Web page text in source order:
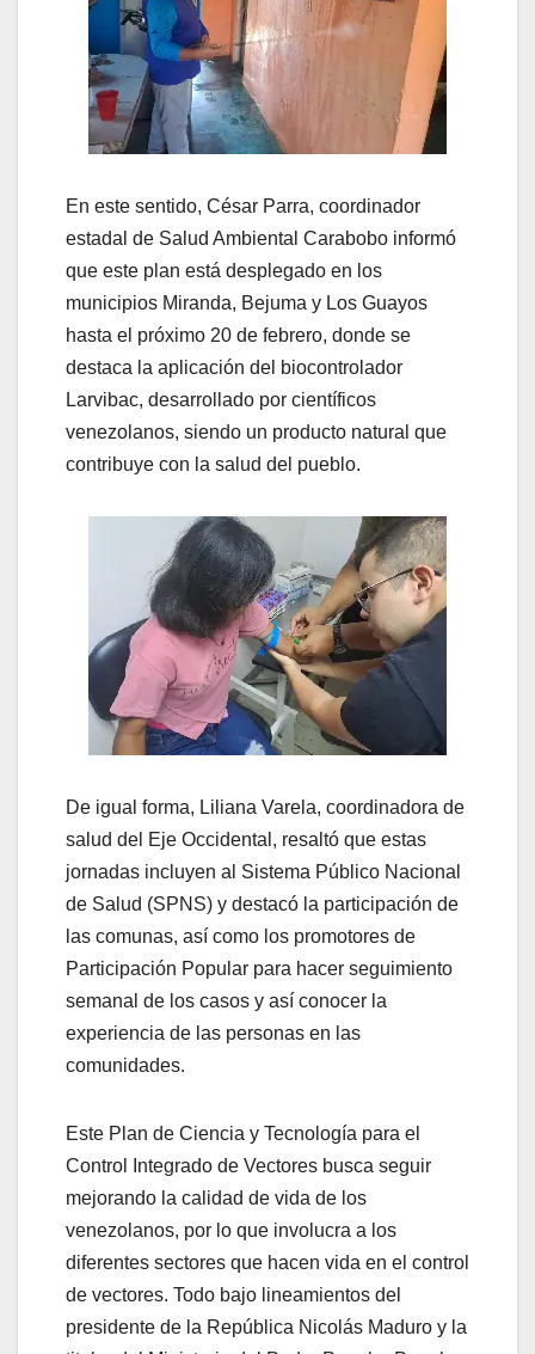
En este sentido, César Parra, coordinador
estadal de Salud Ambiental Carabobo informó
que este plan está desplegado en los
municipios Miranda, Bejuma y Los Guayos
hasta el próximo 20 de febrero, donde se
destaca la aplicación del biocontrolador
Larvibac, desarrollado por científicos
venezolanos, siendo un producto natural que
contribuye con la salud del pueblo.
De igual forma, Liliana Varela, coordinadora de
salud del Eje Occidental, resaltó que estas
jornadas incluyen al Sistema Público Nacional
de Salud (SPNS) y destacó la participación de
las comunas, así como los promotores de
Participación Popular para hacer seguimiento
semanal de los casos y así conocer la
experiencia de las personas en las
comunidades.
Este Plan de Ciencia y Tecnología para el
Control Integrado de Vectores busca seguir
mejorando la calidad de vida de los
venezolanos, por lo que involucra a los
diferentes sectores que hacen vida en el control
de vectores. Todo bajo lineamientos del
presidente de la República Nicolás Maduro y la